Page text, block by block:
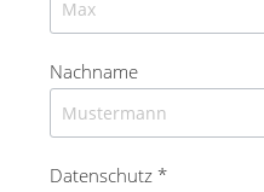
Nachname
Datenschutz *